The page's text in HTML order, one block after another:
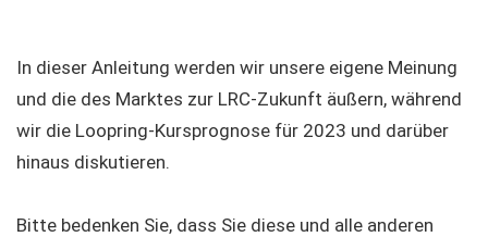
In dieser Anleitung werden wir unsere eigene Meinung
und die des Marktes zur LRC-Zukunft äußern, während
wir die Loopring-Kursprognose für 2023 und darüber
hinaus diskutieren.
Bitte bedenken Sie, dass Sie diese und alle anderen